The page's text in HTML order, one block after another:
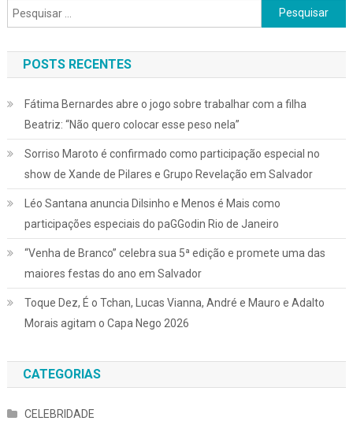
Pesquisar
por:
POSTS RECENTES
Fátima Bernardes abre o jogo sobre trabalhar com a filha
Beatriz: “Não quero colocar esse peso nela”
Sorriso Maroto é confirmado como participação especial no
show de Xande de Pilares e Grupo Revelação em Salvador
Léo Santana anuncia Dilsinho e Menos é Mais como
participações especiais do paGGodin Rio de Janeiro
“Venha de Branco” celebra sua 5ª edição e promete uma das
maiores festas do ano em Salvador
Toque Dez, É o Tchan, Lucas Vianna, André e Mauro e Adalto
Morais agitam o Capa Nego 2026
CATEGORIAS
CELEBRIDADE